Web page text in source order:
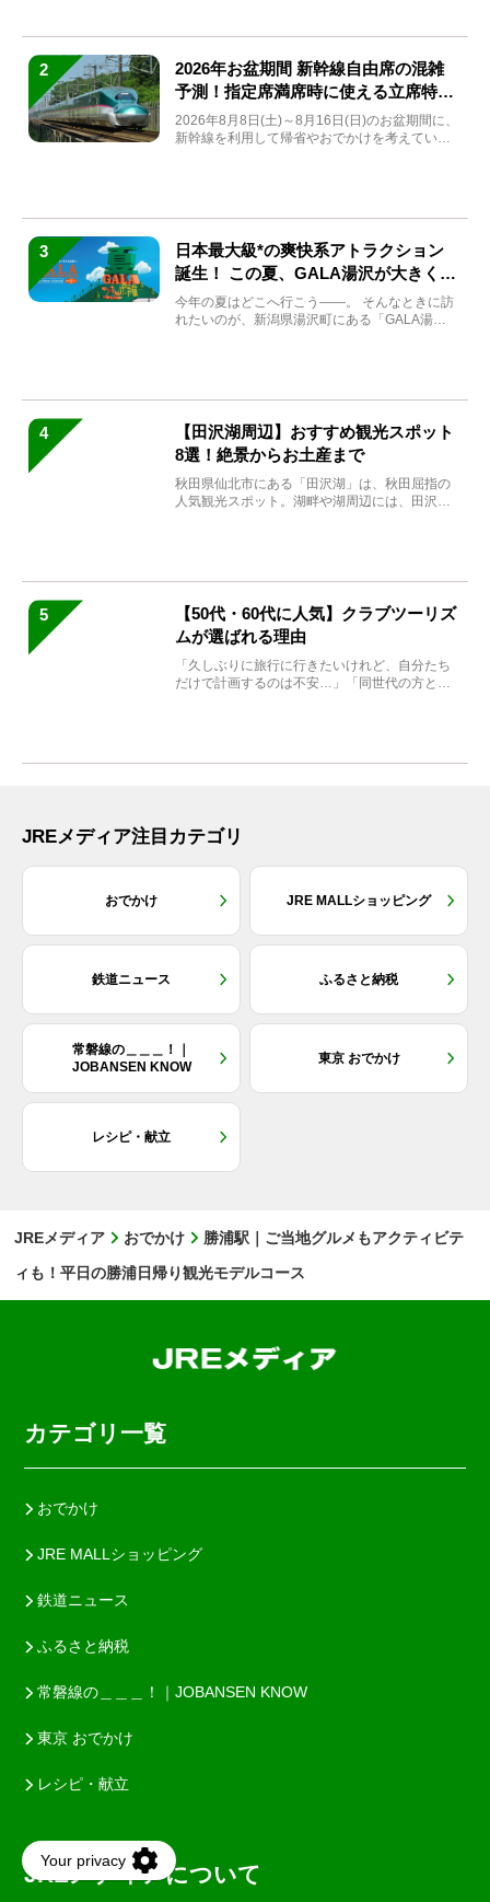
2
2026年お盆期間 新幹線自由席の混雑
予測！指定席満席時に使える立席特急
券も解説
2026年8月8日(土)～8月16日(日)のお盆期間に、
新幹線を利用して帰省やおでかけを考えている
3
日本最大級*の爽快系アトラクション
誕生！ この夏、GALA湯沢が大きく生
まれ変わる
今年の夏はどこへ行こう――。 そんなときに訪
れたいのが、新潟県湯沢町にある「GALA湯
4
【田沢湖周辺】おすすめ観光スポット
8選！絶景からお土産まで
秋田県仙北市にある「田沢湖」は、秋田屈指の
人気観光スポット。湖畔や湖周辺には、田沢湖
5
【50代・60代に人気】クラブツーリズ
ムが選ばれる理由
「久しぶりに旅行に行きたいけれど、自分たち
だけで計画するのは不安…」「同世代の方と気
JREメディア注目カテゴリ
おでかけ JRE MALLショッピング
鉄道ニュース ふるさと納税
常磐線の＿＿＿！｜
JOBANSEN KNOW
東京 おでかけ
レシピ・献立
JREメディア おでかけ
勝浦駅｜ご当地グルメもアクティビテ
ィも！平日の勝浦日帰り観光モデルコース
カテゴリ一覧
おでかけ
JRE MALLショッピング
鉄道ニュース
ふるさと納税
常磐線の＿＿＿！｜JOBANSEN KNOW
東京 おでかけ
レシピ・献立
JREメディアについて